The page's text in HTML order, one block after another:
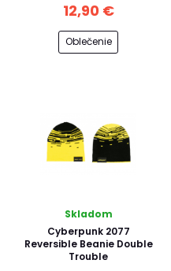
12,90 €
Oblečenie
Skladom
Cyberpunk 2077
Reversible Beanie Double
Trouble